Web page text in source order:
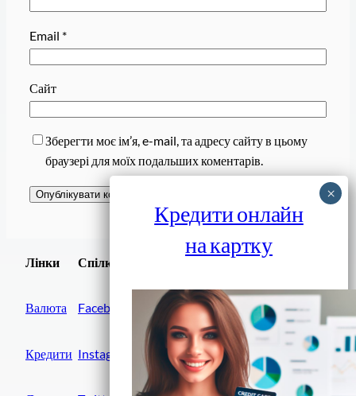
Email *
Сайт
Зберегти моє ім’я, e-mail, та адресу сайту в цьому
браузері для моїх подальших коментарів.
Лінки
Валюта
Кредити
Спілки
Facebook
Instagram
Завантажити
Кредити онлайн
на картку